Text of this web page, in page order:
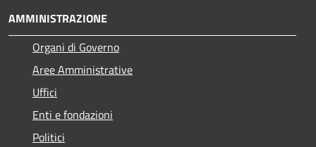
AMMINISTRAZIONE
Organi di Governo
Aree Amministrative
Uffici
Enti e fondazioni
Politici